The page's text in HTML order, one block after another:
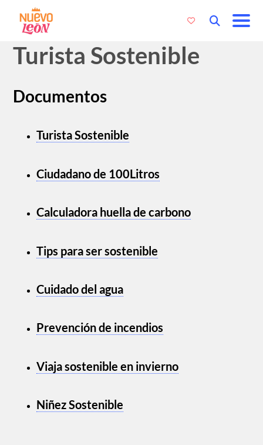
Turista Sostenible
Documentos
Turista Sostenible
Ciudadano de 100Litros
Calculadora huella de carbono
Tips para ser sostenible
Cuidado del agua
Prevención de incendios
Viaja sostenible en invierno
Niñez Sostenible